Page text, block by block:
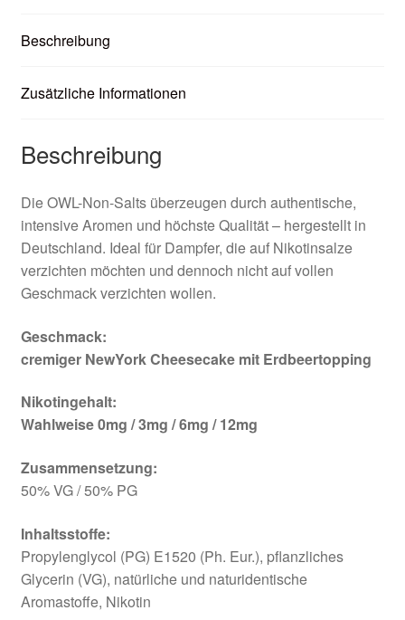
Beschreibung
Zusätzliche Informationen
Beschreibung
Die OWL-Non-Salts überzeugen durch authentische,
intensive Aromen und höchste Qualität – hergestellt in
Deutschland. Ideal für Dampfer, die auf Nikotinsalze
verzichten möchten und dennoch nicht auf vollen
Geschmack verzichten wollen.
Geschmack:
cremiger NewYork Cheesecake mit Erdbeertopping
Nikotingehalt:
Wahlweise 0mg / 3mg / 6mg / 12mg
Zusammensetzung:
50% VG / 50% PG
Inhaltsstoffe:
Propylenglycol (PG) E1520 (Ph. Eur.), pflanzliches
Glycerin (VG), natürliche und naturidentische
Aromastoffe, Nikotin